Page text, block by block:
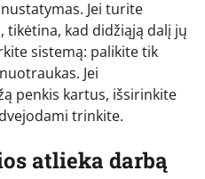
Jei turite
kad didžiąją dalį jų
sistemą: palikite tik
Jei
penkis kartus, išsirinkite
trinkite.
atlieka darbą